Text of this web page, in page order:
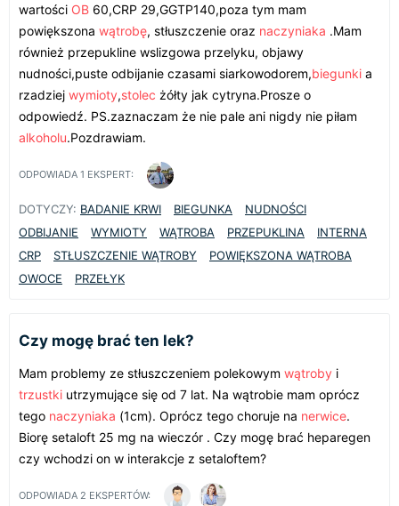
wartości OB 60,CRP 29,GGTP140,poza tym mam
powiększona wątrobę, stłuszczenie oraz naczyniaka .Mam
również przepukline wslizgowa przelyku, objawy
nudności,puste odbijanie czasami siarkowodorem,biegunki a
rzadziej wymioty,stolec żółty jak cytryna.Prosze o
odpowiedź. PS.zaznaczam że nie pale ani nigdy nie piłam
alkoholu.Pozdrawiam.
ODPOWIADA 1 EKSPERT:
DOTYCZY: BADANIE KRWI BIEGUNKA
NUDNOŚCI
ODBIJANIE
WYMIOTY WĄTROBA PRZEPUKLINA
INTERNA
CRP
STŁUSZCZENIE WĄTROBY
POWIĘKSZONA WĄTROBA
OWOCE
PRZEŁYK
Czy mogę brać ten lek?
Mam problemy ze stłuszczeniem polekowym wątroby i
trzustki utrzymujące się od 7 lat. Na wątrobie mam oprócz
tego naczyniaka (1cm). Oprócz tego choruje na nerwice.
Biorę setaloft 25 mg na wieczór . Czy mogę brać heparegen
czy wchodzi on w interakcje z setaloftem?
ODPOWIADA 2 EKSPERTÓW: